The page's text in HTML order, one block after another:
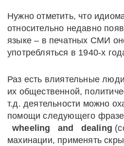
Нужно отметить, что
относительно недавно
языке – в печатных СМИ
употребляться в 1940-х
Раз есть влиятельные
их общественной,
т.д. деятельности можно
помощи следующего
wheeling
and dealing
махинации, применять